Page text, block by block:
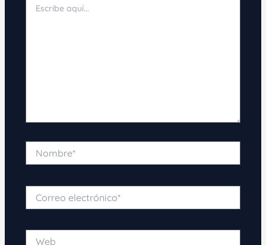
aquí...
electrónico*